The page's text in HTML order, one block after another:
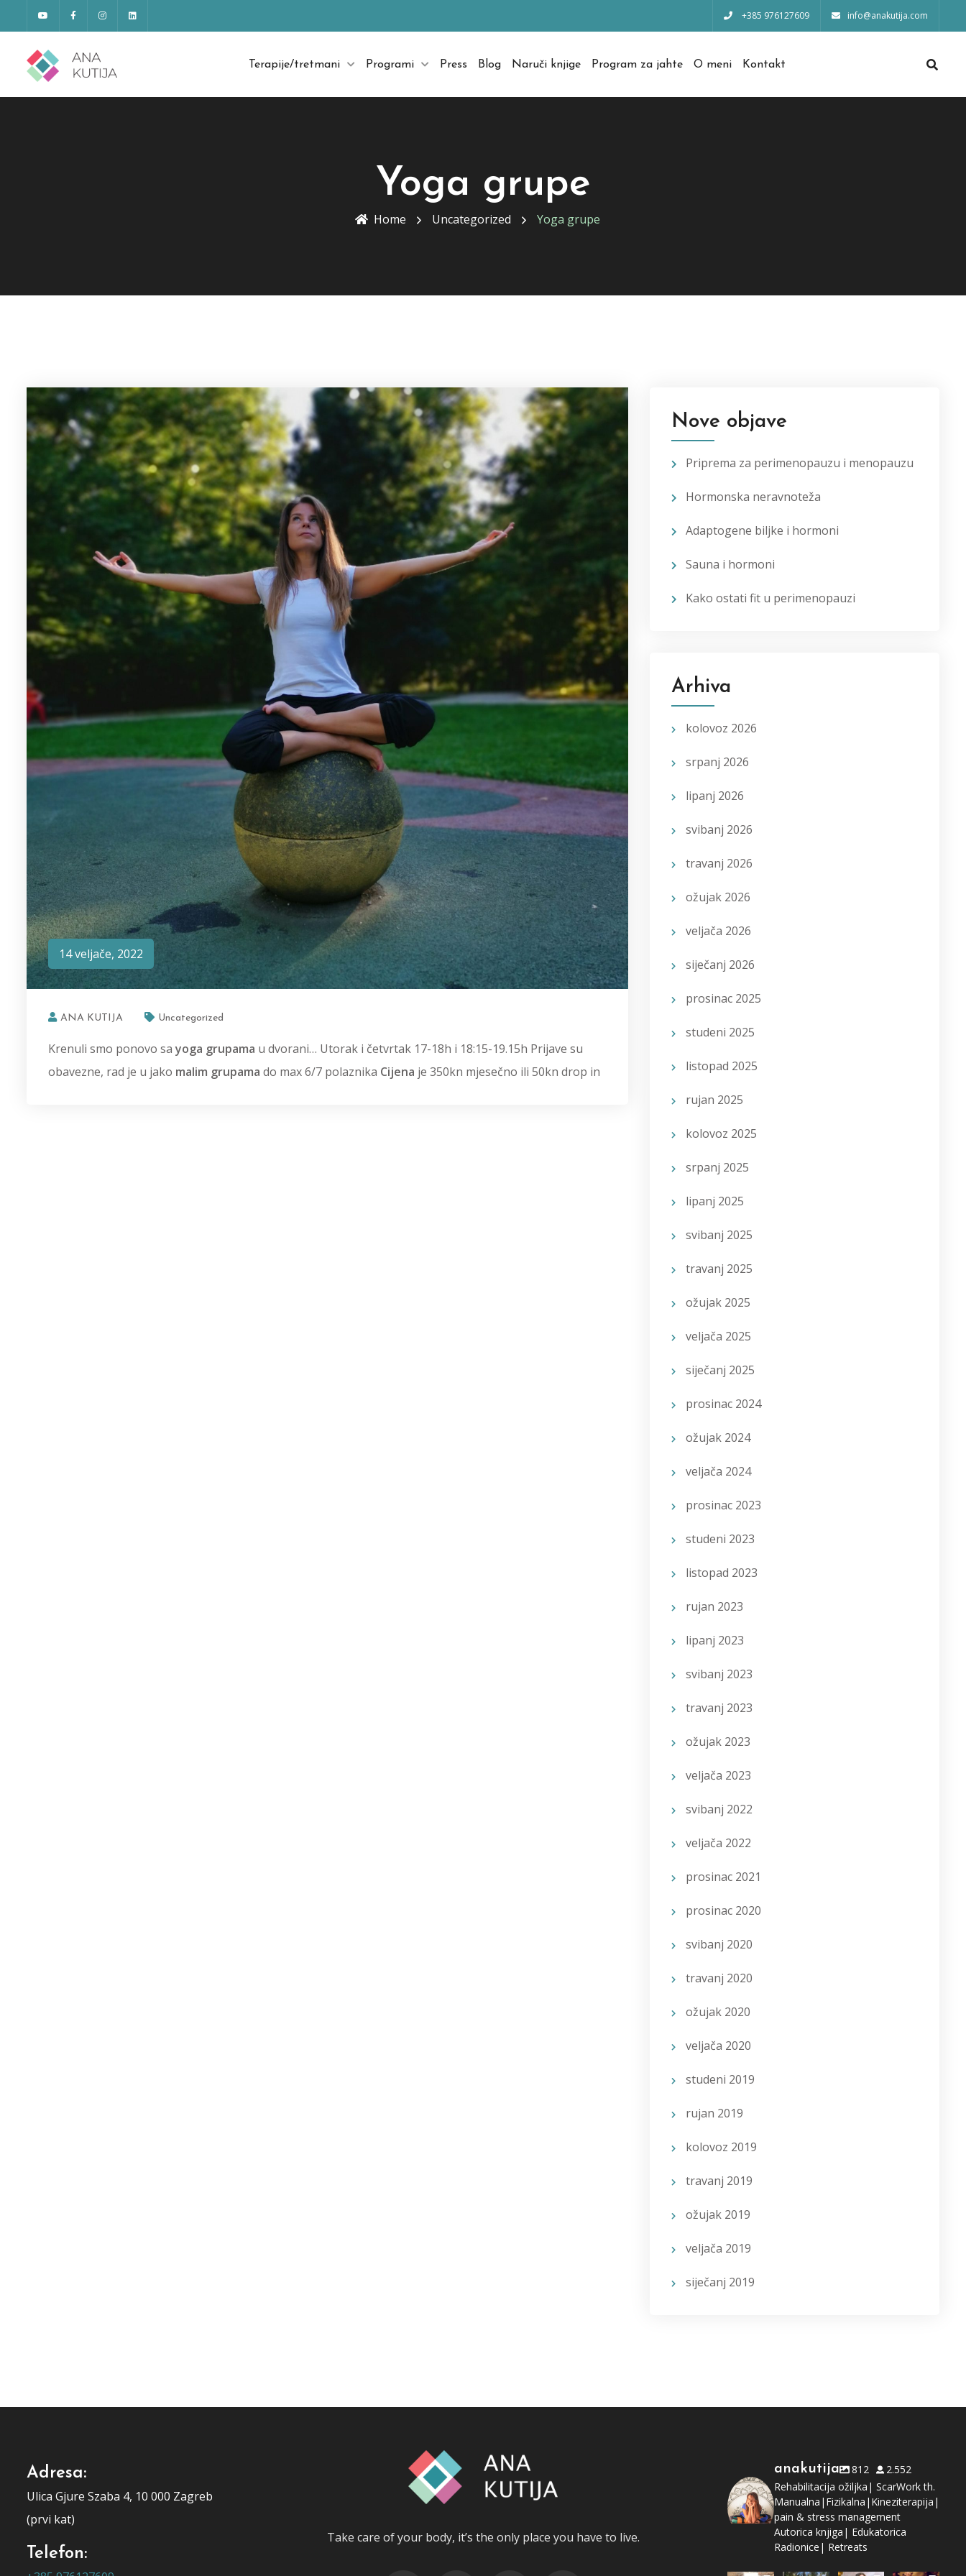
+385 976127609 info@anakutija.com
Terapije/tretmani Programi Press Blog Naruči knjige Program za jahte O meni Kontakt
Yoga grupe
Home Uncategorized Yoga grupe
14 veljače, 2022
ANA KUTIJA Uncategorized
Krenuli smo ponovo sayoga grupama u dvorani… Utorak i četvrtak 17-18h i 18:15-19.15h Prijave su
obavezne, rad je u jako malim grupama do max 6/7 polaznika Cijena je 350kn mjesečno ili 50kn drop in
Nove objave
Priprema za perimenopauzu i menopauzu
Hormonska neravnoteža
Adaptogene biljke i hormoni
Sauna i hormoni
Kako ostati fit u perimenopauzi
Arhiva
kolovoz 2026
srpanj 2026
lipanj 2026
svibanj 2026
travanj 2026
ožujak 2026
veljača 2026
siječanj 2026
prosinac 2025
studeni 2025
listopad 2025
rujan 2025
kolovoz 2025
srpanj 2025
lipanj 2025
svibanj 2025
travanj 2025
ožujak 2025
veljača 2025
siječanj 2025
prosinac 2024
ožujak 2024
veljača 2024
prosinac 2023
studeni 2023
listopad 2023
rujan 2023
lipanj 2023
svibanj 2023
travanj 2023
ožujak 2023
veljača 2023
svibanj 2022
veljača 2022
prosinac 2021
prosinac 2020
svibanj 2020
travanj 2020
ožujak 2020
veljača 2020
studeni 2019
rujan 2019
kolovoz 2019
travanj 2019
ožujak 2019
veljača 2019
siječanj 2019
Adresa:
Ulica Gjure Szaba 4, 10 000 Zagreb
(prvi kat)
Telefon:
Take care of your body, it’s the only place you have to live.
anakutija 812
2.552
Rehabilitacija ožiljka| ScarWork th.
Manualna|Fizikalna|Kineziterapija|
pain & stress management
Autorica knjiga| Edukatorica
Radionice| Retreats